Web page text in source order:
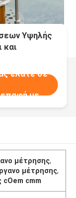
Υψηλής
και
CMM
ελάτε σε
επαφή με
μέτρησης,
μέτρησης,
cmm